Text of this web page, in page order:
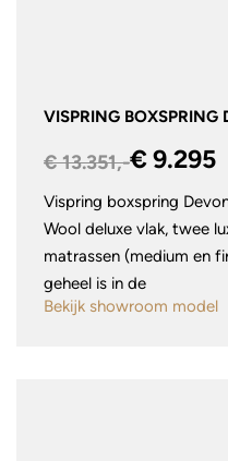
VISPRING
€ 13.351,-€ 9.295
Vispring boxspring
Wool deluxe vlak, twee
matrassen (medium en
geheel is in de
Bekijk showroom model